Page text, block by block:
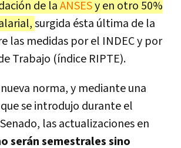
de laANSESy en otro 50%
surgida ésta última de la
las medidas por el INDEC y por
Trabajo (índice RIPTE).
norma, y mediante una
se introdujo durante el
las actualizaciones en
serán semestrales sino